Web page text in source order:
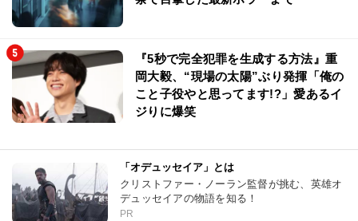
『5秒で完全犯罪を生成する方法』重
岡大毅、“現場の太陽”ぶり発揮「俺の
こと子役やと思ってます!?」愛あるイ
ジりに爆笑
「オデュッセイア」とは
クリストファー・ノーラン監督が挑む、英雄オ
デュッセイアの物語を知る！
PR